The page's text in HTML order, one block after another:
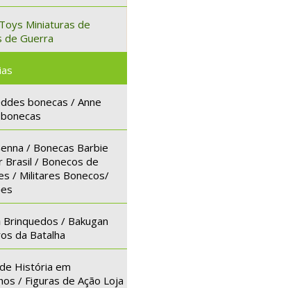
Miniaturas de
de Guerra
bonecas / Anne
/ Bonecas Barbie
Brasil / Bonecos de
/ Militares Bonecos/
Brinquedos / Bakugan
da Batalha
História em
/ Figuras de Ação Loja